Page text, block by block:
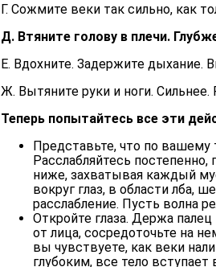
Г. Сожмите веки так сильно, как
Д. Втяните голову в плечи.
Е. Вдохните. Задержите дыхание.
Ж. Вытяните руки и ноги. Сильнее.
Теперь попытайтесь все эти
Представьте, что по вашему
Расслабляйтесь
ниже, захватывая каждый
вокруг глаз, в области лба,
расслабление. Пусть волна
Откройте глаза. Держа
от лица, сосредоточьте на
вы чувствуете, как веки
глубоким, все тело вступает